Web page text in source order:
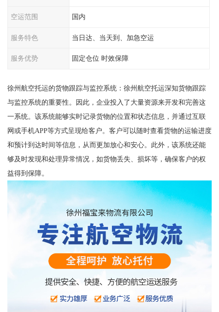
空运范围 国内
服务特色 当日达、当天到、加急空运
服务优势 固定仓位 时效保障
徐州航空托运的货物跟踪与监控系统：徐州航空托运深知货物跟踪
与监控系统的重要性。因此，企业投入了大量资源来开发和完善这
一系统。该系统能够实时记录货物的位置和状态信息，并通过互联
网或手机APP等方式呈现给客户。客户可以随时查看货物的运输进度
和预计到达时间等信息，从而更加放心和安心。此外，该系统还能
够及时发现和处理异常情况，如货物丢失、损坏等，确保客户的权
益得到保障。